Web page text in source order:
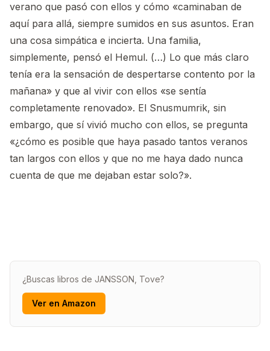
verano que pasó con ellos y cómo «caminaban de
aquí para allá, siempre sumidos en sus asuntos. Eran
una cosa simpática e incierta. Una familia,
simplemente, pensó el Hemul. (…) Lo que más claro
tenía era la sensación de despertarse contento por la
mañana» y que al vivir con ellos «se sentía
completamente renovado». El Snusmumrik, sin
embargo, que sí vivió mucho con ellos, se pregunta
«¿cómo es posible que haya pasado tantos veranos
tan largos con ellos y que no me haya dado nunca
cuenta de que me dejaban estar solo?».
¿Buscas libros de JANSSON, Tove?
Ver en Amazon